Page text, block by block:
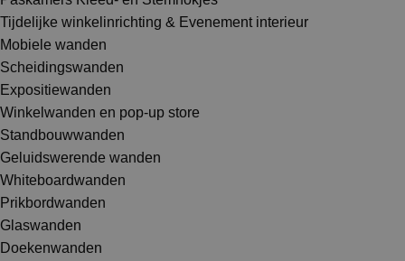
Tijdelijke winkelinrichting & Evenement interieur
Mobiele wanden
Scheidingswanden
Expositiewanden
Winkelwanden en pop-up store
Standbouwwanden
Geluidswerende wanden
Whiteboardwanden
Prikbordwanden
Glaswanden
Doekenwanden